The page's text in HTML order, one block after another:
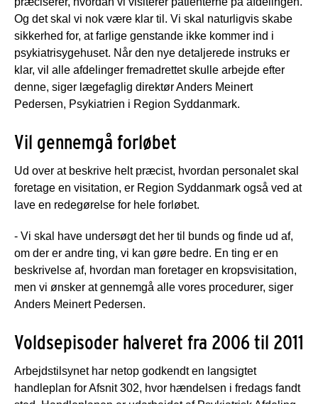
Og det skal vi nok være klar til. Vi skal naturligvis skabe
sikkerhed for, at farlige genstande ikke kommer ind i
psykiatrisygehuset. Når den nye detaljerede instruks er
klar, vil alle afdelinger fremadrettet skulle arbejde efter
denne, siger lægefaglig direktør Anders Meinert
Pedersen, Psykiatrien i Region Syddanmark.
Vil gennemgå forløbet
Ud over at beskrive helt præcist, hvordan personalet skal
foretage en visitation, er Region Syddanmark også ved at
lave en redegørelse for hele forløbet.
- Vi skal have undersøgt det her til bunds og finde ud af,
om der er andre ting, vi kan gøre bedre. En ting er en
beskrivelse af, hvordan man foretager en kropsvisitation,
men vi ønsker at gennemgå alle vores procedurer, siger
Anders Meinert Pedersen.
Voldsepisoder halveret fra 2006 til 2011
Arbejdstilsynet har netop godkendt en langsigtet
handleplan for Afsnit 302, hvor hændelsen i fredags fandt